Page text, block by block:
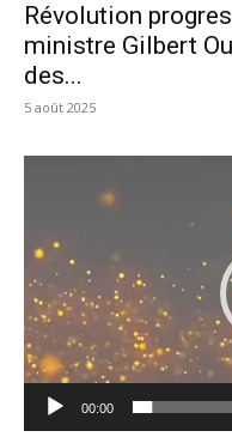
Révolution
ministre Gilbert
des...
5 août 2025
00:00